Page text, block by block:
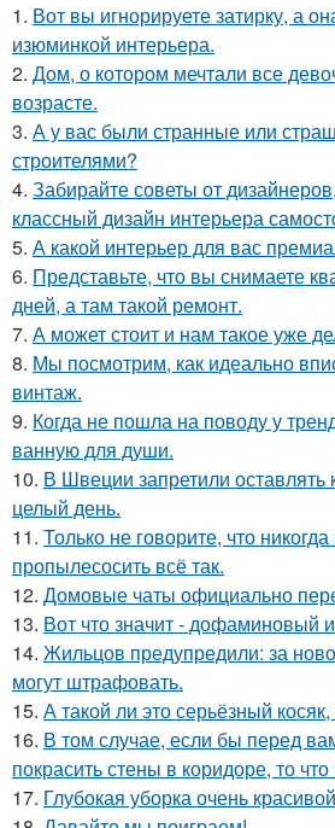
1. Вот вы игнорируете затирку, а
изюминкой интерьера.
2. Дом, о котором мечтали все
возрасте.
3. А у вас были странные или
строителями?
4. Забирайте советы от
классный дизайн интерьера
5. А какой интерьер для вас
6. Представьте, что вы снимаете
дней, а там такой ремонт.
7. А может стоит и нам такое уже
8. Мы посмотрим, как идеально
винтаж.
9. Когда не пошла на поводу у
ванную для души.
10. В Швеции запретили оставлять
целый день.
11. Только не говорите, что
пропылесосить всё так.
12. Домовые чаты официально
13. Вот что значит - дофаминовый
14. Жильцов предупредили: за
могут штрафовать.
15. А такой ли это серьёзный
16. В том случае, если бы перед
покрасить стены в коридоре, то
17. Глубокая уборка очень